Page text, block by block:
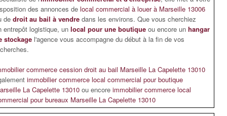
des annonces delocal commercial à louer à Marseille 13006
dedroit au bail à vendre dans les environs. Que vous cherchiez
entrepôt logistique, unlocal pour une boutique ou encore unhangar
stockage l'agence vous accompagne du début à la fin de vos
commerce cession droit au bail Marseille La Capelette 13010
immobilier commerce local commercial pour boutique
La Capelette 13010ou encoreimmobilier commerce local
pour bureaux Marseille La Capelette 13010